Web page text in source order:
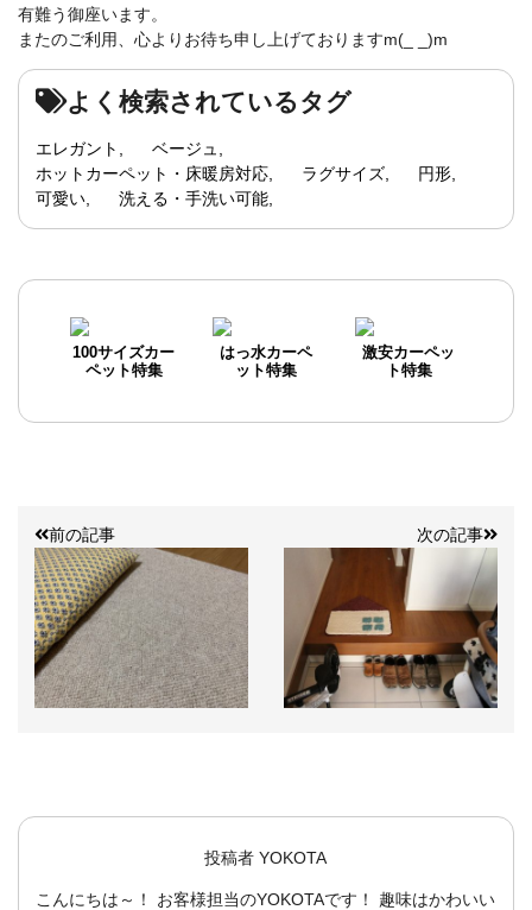
有難う御座います。
またのご利用、心よりお待ち申し上げておりますm(_ _)m
よく検索されているタグ
エレガント
ベージュ
ホットカーペット・床暖房対応
ラグサイズ
円形
可愛い
洗える・手洗い可能
100サイズカー
ペット特集
はっ水カーペ
ット特集
激安カーペッ
ト特集
前の記事 次の記事
投稿者 YOKOTA
こんにちは～！ お客様担当のYOKOTAです！ 趣味はかわいい